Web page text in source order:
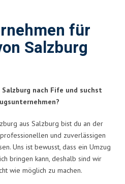
für
Salzburg
nach Fife und suchst
aus Salzburg bist du an der
und zuverlässigen
Uns ist bewusst, dass ein Umzug
bringen kann, deshalb sind wir
wie möglich zu machen.